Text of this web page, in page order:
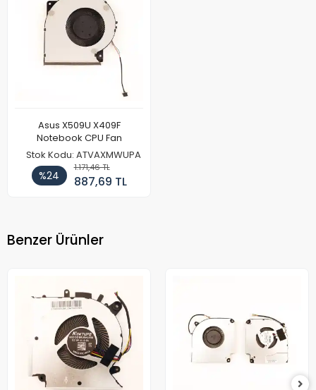
Asus X509U X409F
Notebook CPU Fan
Stok Kodu: ATVAXMWUPA
%24
1.171,46 TL
887,69 TL
Benzer Ürünler